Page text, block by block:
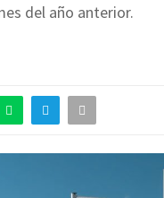
del año anterior.